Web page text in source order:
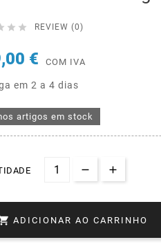
  REVIEW (0)
€ COM IVA
em 2 a 4 dias
artigos em stock
ADICIONAR AO CARRINHO